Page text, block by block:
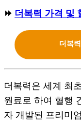
⏩ 더복력 가격 및
더복
더복력은 세계 최
원료로 하여 혈행
자 개발된 프리미